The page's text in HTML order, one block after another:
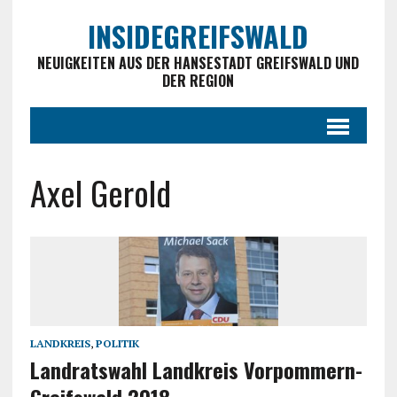
INSIDEGREIFSWALD
NEUIGKEITEN AUS DER HANSESTADT GREIFSWALD UND
DER REGION
Axel Gerold
LANDKREIS, POLITIK
Landratswahl Landkreis Vorpommern-